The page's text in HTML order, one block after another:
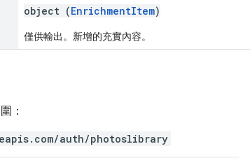
object (EnrichmentItem)
僅供輸出。新增的充實內容。
：
auth/photoslibrary